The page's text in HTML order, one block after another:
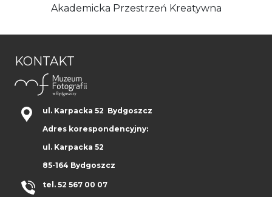
Akademicka Przestrzeń Kreatywna
KONTAKT
ul. Karpacka 52 Bydgoszcz
Adres korespondencyjny:
ul. Karpacka 52
85-164 Bydgoszcz
tel. 52 567 00 07